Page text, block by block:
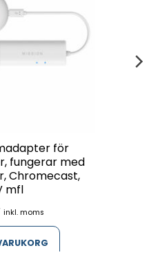
för
fungerar med
Chromecast,
mfl
inkl. moms